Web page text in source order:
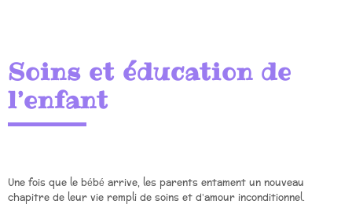
Soins et éducation de
l’enfant
Une fois que le bébé arrive, les parents entament un nouveau
chapitre de leur vie rempli de soins et d’amour inconditionnel.